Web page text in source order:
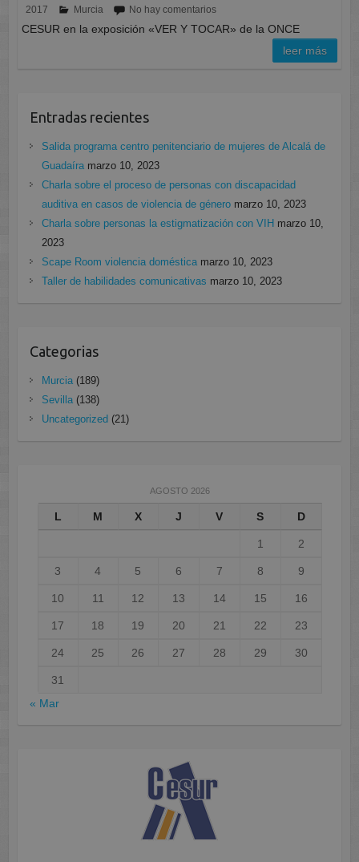
2017
Murcia No hay comentarios
CESUR en la exposición «VER Y TOCAR» de la ONCE
leer más
Entradas recientes
Salida programa centro penitenciario de mujeres de Alcalá de
Guadaíra marzo 10, 2023
Charla sobre el proceso de personas con discapacidad
auditiva en casos de violencia de género marzo 10, 2023
Charla sobre personas la estigmatización con VIH marzo 10,
2023
Scape Room violencia doméstica marzo 10, 2023
Taller de habilidades comunicativas marzo 10, 2023
Categorias
Murcia(189)
Sevilla(138)
Uncategorized(21)
AGOSTO 2026
L M X J V S D
1 2
3 4 5 6 7 8 9
10 11 12 13 14 15 16
17 18 19 20 21 22 23
24 25 26 27 28 29 30
31
« Mar